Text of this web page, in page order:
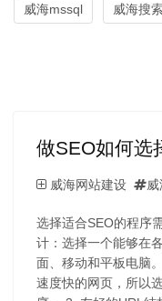
威海mssql 威海搜
做SEO如何选
威海网站建设 威
选择适合SEO的程序
计：选择一个能够在
面、移动和平板电脑
速度快的网页，所以